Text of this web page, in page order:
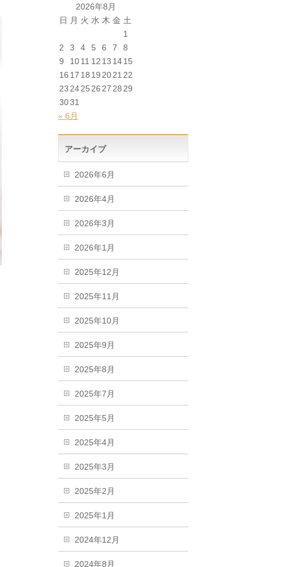
2026年8月
日 月 火 水 木 金 土
1
2
3 4 5 6 7
8
9
1011 12 13 1415
16 17 18 19 2021 22
23 2425 26 27 28 29
3031
« 6月
アーカイブ
2026年6月
2026年4月
2026年3月
2026年1月
2025年12月
2025年11月
2025年10月
2025年9月
2025年8月
2025年7月
2025年5月
2025年4月
2025年3月
2025年2月
2025年1月
2024年12月
2024年8月